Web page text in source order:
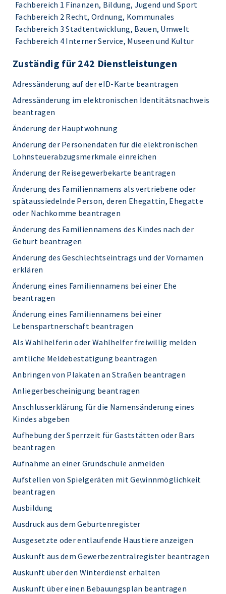
Fachbereich 1 Finanzen, Bildung, Jugend und Sport
Fachbereich 2 Recht, Ordnung, Kommunales
Fachbereich 3 Stadtentwicklung, Bauen, Umwelt
Fachbereich 4 Interner Service, Museen und Kultur
Zuständig für 242 Dienstleistungen
Adressänderung auf der eID-Karte beantragen
Adressänderung im elektronischen Identitätsnachweis
beantragen
Änderung der Hauptwohnung
Änderung der Personendaten für die elektronischen
Lohnsteuerabzugsmerkmale einreichen
Änderung der Reisegewerbekarte beantragen
Änderung des Familiennamens als vertriebene oder
spätaussiedelnde Person, deren Ehegattin, Ehegatte
oder Nachkomme beantragen
Änderung des Familiennamens des Kindes nach der
Geburt beantragen
Änderung des Geschlechtseintrags und der Vornamen
erklären
Änderung eines Familiennamens bei einer Ehe
beantragen
Änderung eines Familiennamens bei einer
Lebenspartnerschaft beantragen
Als Wahlhelferin oder Wahlhelfer freiwillig melden
amtliche Meldebestätigung beantragen
Anbringen von Plakaten an Straßen beantragen
Anliegerbescheinigung beantragen
Anschlusserklärung für die Namensänderung eines
Kindes abgeben
Aufhebung der Sperrzeit für Gaststätten oder Bars
beantragen
Aufnahme an einer Grundschule anmelden
Aufstellen von Spielgeräten mit Gewinnmöglichkeit
beantragen
Ausbildung
Ausdruck aus dem Geburtenregister
Ausgesetzte oder entlaufende Haustiere anzeigen
Auskunft aus dem Gewerbezentralregister beantragen
Auskunft über den Winterdienst erhalten
Auskunft über einen Bebauungsplan beantragen